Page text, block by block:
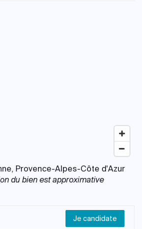
Provence-Alpes-Côte d'Azur
du bien est approximative
Je candidate